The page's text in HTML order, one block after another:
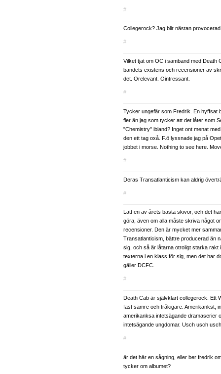
#
Collegerock? Jag blir nästan
#
Vilket tjat om OC i samband med Death
bandets existens och recensioner av
det. Orelevant. Ointressant.
#
Tycker ungefär som Fredrik. En hyffsat
fler än jag som tycker att det låter som
"Chemistry" ibland? Inget ont menat
den ett tag oxå. F.ö lyssnade jag på
jobbet i morse. Nothing to see here.
#
Deras Transatlanticism kan aldrig
#
Lätt en av årets bästa skivor, och det
göra, även om alla måste skriva något
recensioner. Den är mycket mer
Transatlanticism, bättre producerad än
sig, och så är låtarna otroligt starka rakt
texterna i en klass för sig, men det har
gäller DCFC.
#
Death Cab är självklart collegerock. Ett
fast sämre och tråkigare. Amerikankst,
amerikanksa intetsägande dramaserier
intetsägande ungdomar. Usch usch
#
är det här en sågning, eller ber fredrik
tycker om albumet?